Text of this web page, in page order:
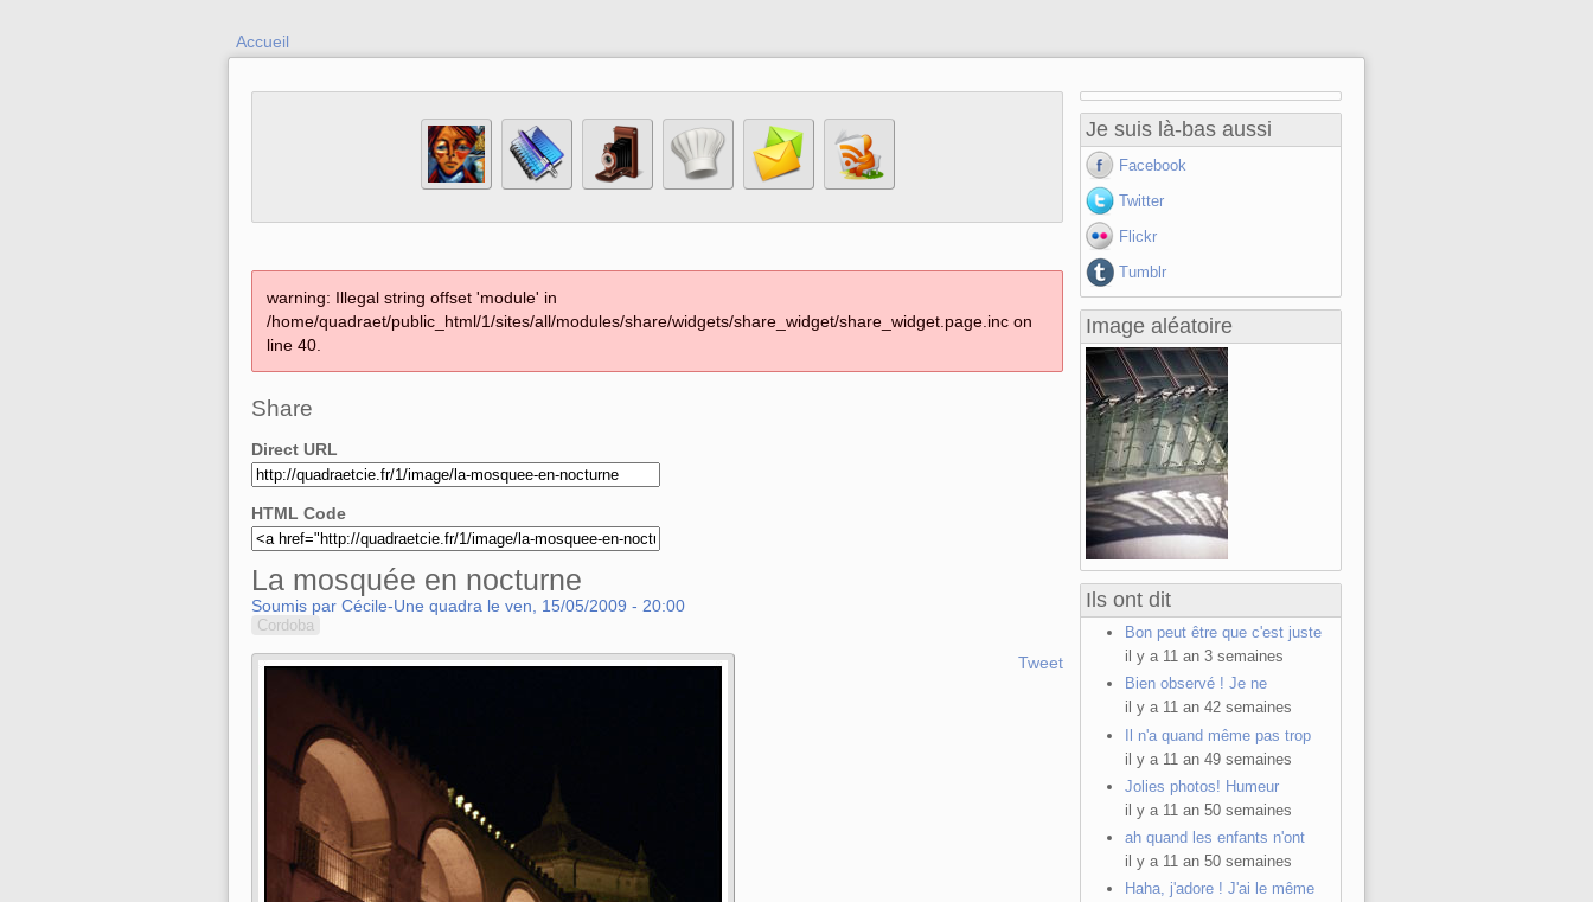
Accueil
warning: Illegal string offset 'module' in
/home/quadraet/public_html/1/sites/all/modules/share/widgets/share_widget/share_widget.page.inc on
line 40.
Share
Direct URL
HTML Code
La mosquée en nocturne
Soumis par Cécile-Une quadra le ven, 15/05/2009 - 20:00
Cordoba
Tweet
Je suis là-bas aussi
Facebook
Twitter
Flickr
Tumblr
Image aléatoire
Ils ont dit
Bon peut être que c'est juste
il y a 11 an 3 semaines
Bien observé ! Je ne
il y a 11 an 42 semaines
Il n'a quand même pas trop
il y a 11 an 49 semaines
Jolies photos! Humeur
il y a 11 an 50 semaines
ah quand les enfants n'ont
il y a 11 an 50 semaines
Haha, j'adore ! J'ai le même